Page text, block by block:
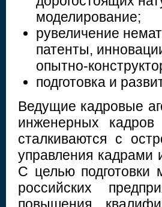
моделирование;
рувеличение
патенты,
опытно-
подготовка и
Ведущие кадровые
инженерных
сталкиваются с
управления кадрами
С целью подготовки
российских